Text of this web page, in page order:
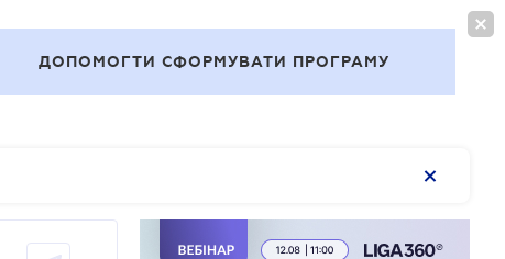
ДОПОМОГТИ СФОРМУВАТИ ПРОГРАМУ